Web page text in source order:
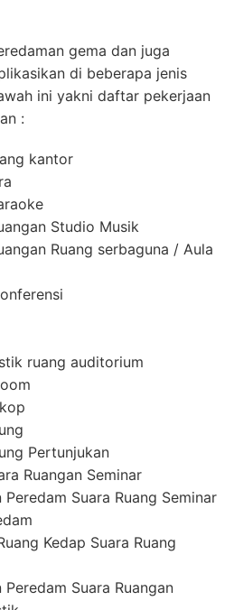
gema dan juga
di beberapa jenis
ini yakni daftar pekerjaan
:
kantor
Studio Musik
Ruang serbaguna / Aula
ruang auditorium
Pertunjukan
Ruangan Seminar
Suara Ruang Seminar
Kedap Suara Ruang
Suara Ruangan